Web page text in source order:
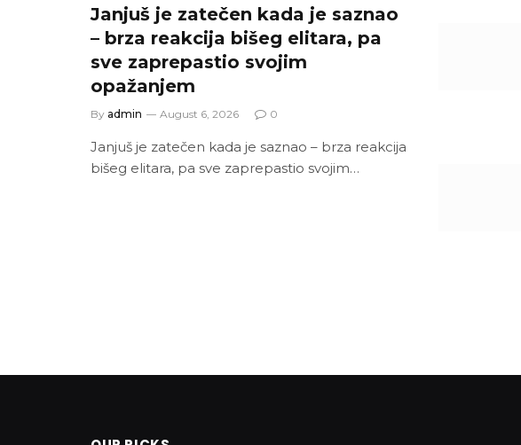
Janjuš je zatečen kada je saznao
– brza reakcija bišeg elitara, pa
sve zaprepastio svojim
opažanjem
By admin August 6, 2026 0
Janjuš je zatečen kada je saznao – brza reakcija
bišeg elitara, pa sve zaprepastio svojim…